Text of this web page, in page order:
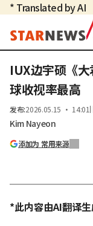
* Translated by AI
IUX边宇硕《
球收视率最高
发布:2026.05.15 ・ 14:01
Kim Nayeon
添加为 常用来源
*此内容由AI翻译生